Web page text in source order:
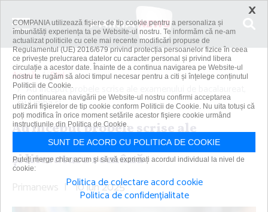
Acasă
Știri
Au început probele scrise ale examenului de bacalaureat,
cu Limba şi...
Au început probele scrise ale
examenului de bacalaureat, cu Limba
şi literatura română
Primanews | 10 iun 2025
×
COMPANIA utilizează fişiere de tip cookie pentru a personaliza și
îmbunătăți experiența ta pe Website-ul nostru. Te informăm că ne-am
actualizat politicile cu cele mai recente modificări propuse de
Regulamentul (UE) 2016/679 privind protecția persoanelor fizice în ceea
ce privește prelucrarea datelor cu caracter personal și privind libera
circulație a acestor date. Înainte de a continua navigarea pe Website-ul
nostru te rugăm să aloci timpul necesar pentru a citi și înțelege conținutul
Politicii de Cookie.
Prin continuarea navigării pe Website-ul nostru confirmi acceptarea
utilizării fişierelor de tip cookie conform Politicii de Cookie. Nu uita totuși că
poți modifica în orice moment setările acestor fişiere cookie urmând
instrucțiunile din Politica de Cookie.
SUNT DE ACORD CU POLITICA DE COOKIE
Puteți merge chiar acum și să vă exprimați acordul individual la nivel de
cookie:
Politica de colectare acord cookie
Politica de confidențialitate